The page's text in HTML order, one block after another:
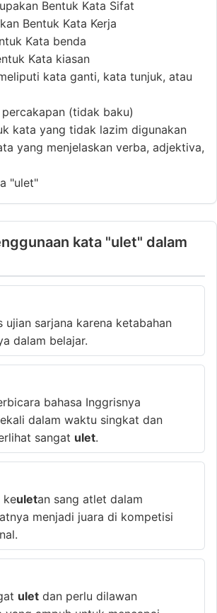
Bentuk Kata Sifat
Bentuk Kata Kerja
Kata benda
Kata kiasan
kata ganti, kata tunjuk, atau
(tidak baku)
kata yang tidak lazim digunakan
yang menjelaskan verba, adjektiva,
"ulet"
kata "ulet" dalam
ujian sarjana karena ketabahan
dalam belajar.
bahasa Inggrisnya
dalam waktu singkat dan
sangat ulet.
keuletan sang atlet dalam
menjadi juara di kompetisi
ulet dan perlu dilawan